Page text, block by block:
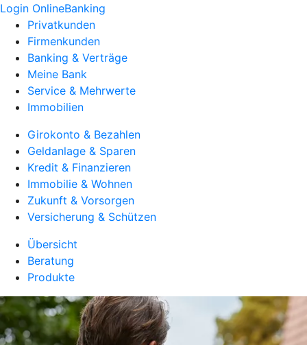
Login OnlineBanking
Privatkunden
Firmenkunden
Banking & Verträge
Meine Bank
Service & Mehrwerte
Immobilien
Girokonto & Bezahlen
Geldanlage & Sparen
Kredit & Finanzieren
Immobilie & Wohnen
Zukunft & Vorsorgen
Versicherung & Schützen
Übersicht
Beratung
Produkte